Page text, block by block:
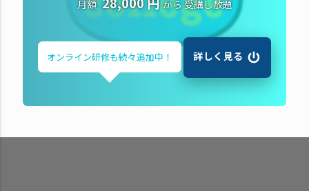
月額 から受講し放題
オンライン研修も続々追加中！ 詳しく見る